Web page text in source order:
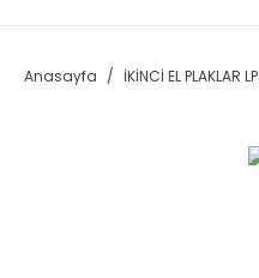
Anasayfa İKİNCİ EL PLAKLAR LP